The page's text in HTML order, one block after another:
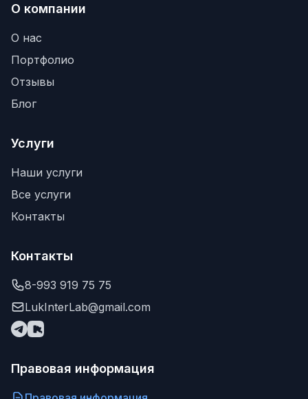
О компании
О нас
Портфолио
Отзывы
Блог
Услуги
Наши услуги
Все услуги
Контакты
Контакты
8-993 919 75 75
LukInterLab@gmail.com
Правовая информация